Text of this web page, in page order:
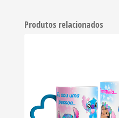
Produtos relacionados